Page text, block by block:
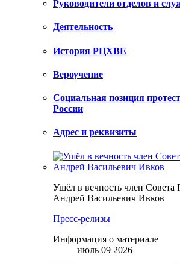
Руководители отделов и
Деятельность
История РЦХВЕ
Вероучение
Социальная позиция
России
Адрес и реквизиты
Ушёл в вечность член
Андрей Васильевич Ивков
Пресс-релизы
Информация о материале
июль 09 2026